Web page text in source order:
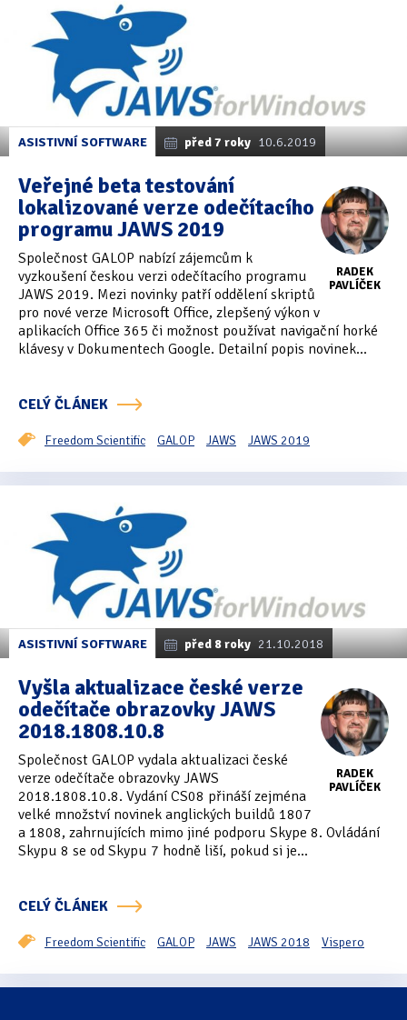
ASISTIVNÍ SOFTWARE před 7 roky 10.6.2019
RADEK
PAVLÍČEK
Veřejné beta testování
lokalizované verze odečítacího
programu JAWS 2019
Společnost GALOP nabízí zájemcům k
vyzkoušení českou verzi odečítacího programu
JAWS 2019. Mezi novinky patří oddělení skriptů
pro nové verze Microsoft Office, zlepšený výkon v
aplikacích Office 365 či možnost používat navigační horké
klávesy v Dokumentech Google. Detailní popis novinek...
CELÝ ČLÁNEK
Freedom Scientific GALOP JAWS JAWS 2019
ASISTIVNÍ SOFTWARE před 8 roky 21.10.2018
RADEK
PAVLÍČEK
Vyšla aktualizace české verze
odečítače obrazovky JAWS
2018.1808.10.8
Společnost GALOP vydala aktualizaci české
verze odečítače obrazovky JAWS
2018.1808.10.8. Vydání CS08 přináší zejména
velké množství novinek anglických buildů 1807
a 1808, zahrnujících mimo jiné podporu Skype 8. Ovládání
Skypu 8 se od Skypu 7 hodně liší, pokud si je...
CELÝ ČLÁNEK
Freedom Scientific GALOP JAWS JAWS 2018 Vispero